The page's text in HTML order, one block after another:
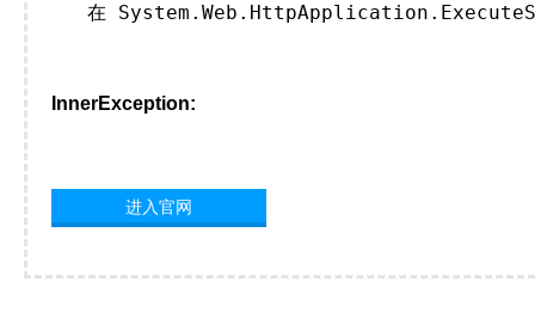
在
InnerException:
进入官网